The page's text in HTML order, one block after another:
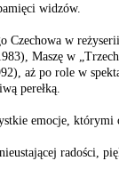
widzów.
Czechowa w
Maszę w
aż po role w
perełką.
emocje, którymi
radości,